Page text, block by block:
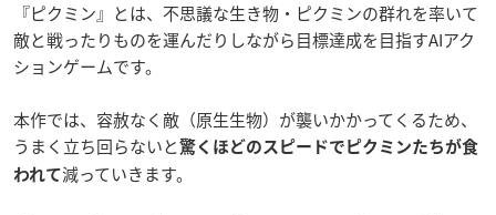
『ピクミン』とは、不思議な生き物・ピクミンの群れを率いて
敵と戦ったりものを運んだりしながら目標達成を目指すAIアク
ションゲームです。
本作では、容赦なく敵（原生生物）が襲いかかってくるため、
うまく立ち回らないと驚くほどのスピードでピクミンたちが食
われて減っていきます。